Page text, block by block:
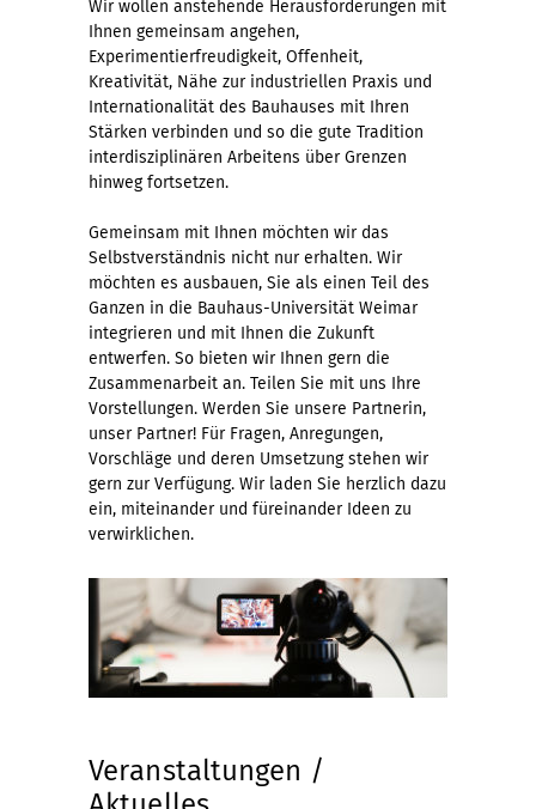
Wir wollen anstehende Herausforderungen mit
Ihnen gemeinsam angehen,
Experimentierfreudigkeit, Offenheit,
Kreativität, Nähe zur industriellen Praxis und
Internationalität des Bauhauses mit Ihren
Stärken verbinden und so die gute Tradition
interdisziplinären Arbeitens über Grenzen
hinweg fortsetzen.
Gemeinsam mit Ihnen möchten wir das
Selbstverständnis nicht nur erhalten. Wir
möchten es ausbauen, Sie als einen Teil des
Ganzen in die Bauhaus-Universität Weimar
integrieren und mit Ihnen die Zukunft
entwerfen. So bieten wir Ihnen gern die
Zusammenarbeit an. Teilen Sie mit uns Ihre
Vorstellungen. Werden Sie unsere Partnerin,
unser Partner! Für Fragen, Anregungen,
Vorschläge und deren Umsetzung stehen wir
gern zur Verfügung. Wir laden Sie herzlich dazu
ein, miteinander und füreinander Ideen zu
verwirklichen.
Veranstaltungen /